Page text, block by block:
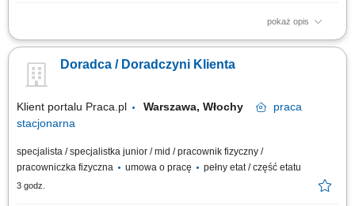
pokaż opis
Opis stanowiska Obsługa klientów zgodnie z obowiązującymi
transakcji sprzedażowych przy użyciu kasy fiskalnej oraz obsługa
zwrotów i reklamacji. Pomoc klientom podczas korzystania z kas
Doradca / Doradczyni Klienta
Klient portalu Praca.pl Warszawa, Włochy
praca
stacjonarna
specjalista / specjalistka junior / mid / pracownik fizyczny /
pracowniczka fizyczna
umowa o pracę pełny etat / część etatu
3 godz.